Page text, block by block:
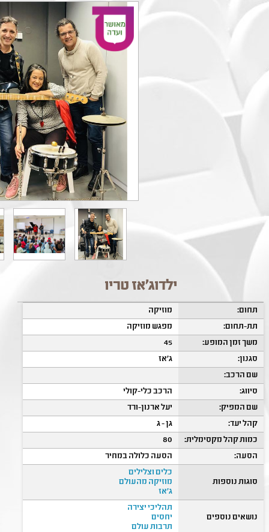
ילדוג'אז טריו
תחום:
מוזיקה
תת-תחום:
מפגש מוזיקה
משך זמן המופע:
45
סגנון:
ג'אז
שם הרכב:
סיווג:
הרכב כלי-קולי
שם המפיק:
יעל ארנון-ורד
קהל יעד:
גן - ג
כמות קהל מקסימלית:
80
הסעה:
הסעה כלולה במחיר
סוגות נוספות
כלים וצלילים
מוזיקה מהעולם
ג'אז
נושאים נוספים
תהליכי יצירה
יחסים
תרבות עולם